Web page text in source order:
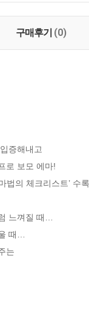
구매후기 (0)
증해내고
로 보모 에마!
법의 체크리스트’ 수록
느껴질 때…
때…
는